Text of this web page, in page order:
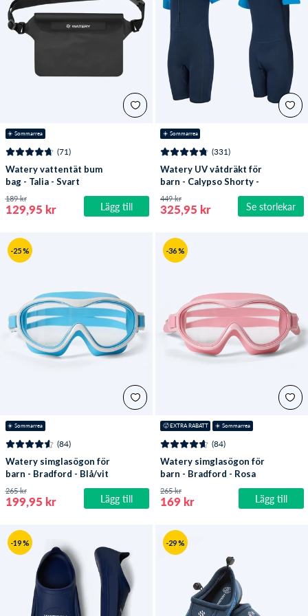
☀️ Sommarrea
Lägg till
(71)
Watery vattentät bum
bag - Talia - Svart
129,95 kr
189 kr
☀️ Sommarrea
Se storlekar
(331)
Watery UV våtdräkt för
barn - Calypso Shorty -
Mörkblå
325,95 kr
449 kr
-25 %
☀️ Sommarrea
Lägg till
(84)
Watery simglasögon för
barn - Bradford - Blå/vit
199,95 kr
265 kr
🥵 EXTRA RABATT
-36 %
☀️ Sommarrea
Lägg till
(84)
Watery simglasögon för
barn - Bradford - Rosa
169 kr
265 kr
-19 % -29 %